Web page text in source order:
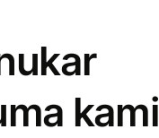
kami